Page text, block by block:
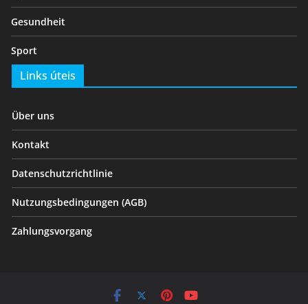
Gesundheit
Sport
Links úteis
Über uns
Kontakt
Datenschutzrichtlinie
Nutzungsbedingungen (AGB)
Zahlungsvorgang